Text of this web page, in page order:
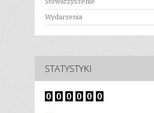
Wydarzenia
STATYSTYKI